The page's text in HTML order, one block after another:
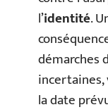
l’identité.
démarches
la date